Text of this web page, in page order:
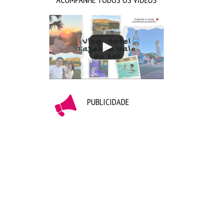
Esse finalzinho de Outubro está recheado de coisas
legais, espero conseguir postar tudo pra vocês e
logo voltar com a programação certinha do blog!
Não esqueçam de me acompanhar nas Redes Sociais
hein, tô sempre por lá:
Camila Kawaminami
PUBLICIDADE